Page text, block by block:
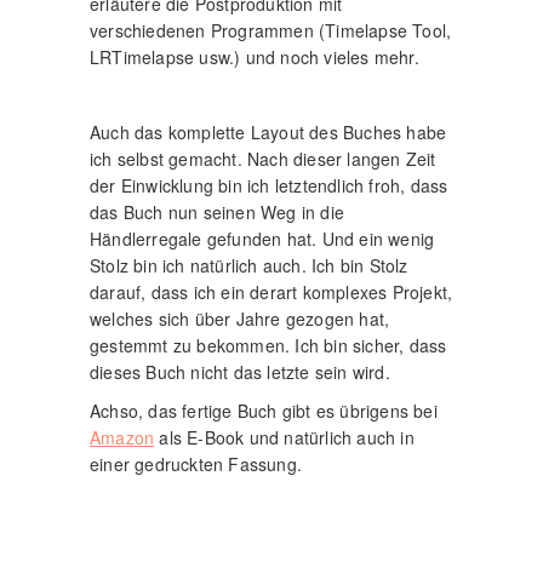
verschiedenen Programmen (Timelapse Tool,
LRTimelapse usw.) und noch vieles mehr.
Auch das komplette Layout des Buches habe
ich selbst gemacht. Nach dieser langen Zeit
der Einwicklung bin ich letztendlich froh, dass
das Buch nun seinen Weg in die
Händlerregale gefunden hat. Und ein wenig
Stolz bin ich natürlich auch. Ich bin Stolz
darauf, dass ich ein derart komplexes Projekt,
welches sich über Jahre gezogen hat,
gestemmt zu bekommen. Ich bin sicher, dass
dieses Buch nicht das letzte sein wird.
Achso, das fertige Buch gibt es übrigens bei
Amazon als E-Book und natürlich auch in
einer gedruckten Fassung.